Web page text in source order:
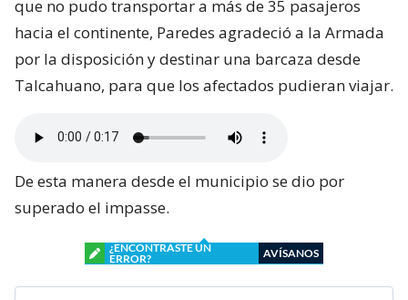
que no pudo transportar a más de 35 pasajeros
hacia el continente, Paredes agradeció a la Armada
por la disposición y destinar una barcaza desde
Talcahuano, para que los afectados pudieran viajar.
De esta manera desde el municipio se dio por
superado el impasse.
¿ENCONTRASTE UN
ERROR?
AVÍSANOS